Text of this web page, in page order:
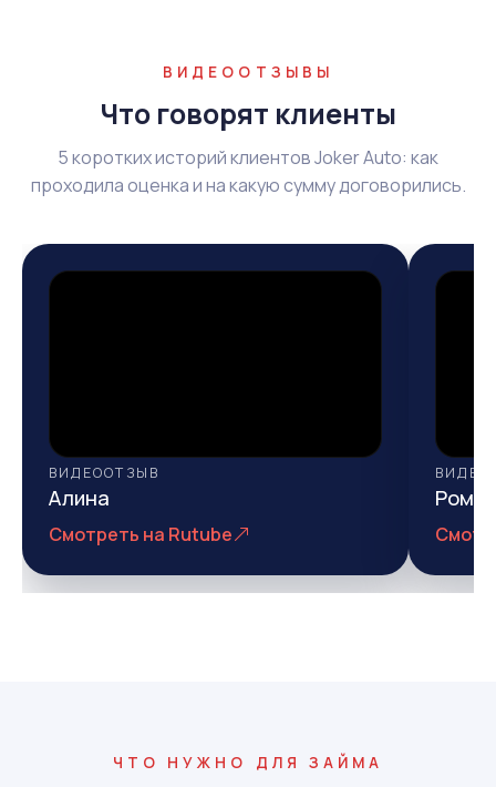
ВИДЕООТЗЫВЫ
Что говорят клиенты
5 коротких историй клиентов Joker Auto: как
проходила оценка и на какую сумму договорились.
ВИДЕООТЗЫВ
Алина
Смотреть на Rutube
ЧТО НУЖНО ДЛЯ ЗАЙМА